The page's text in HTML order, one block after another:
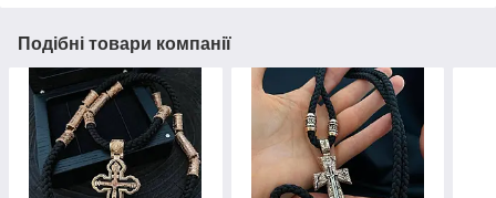
Подібні товари компанії